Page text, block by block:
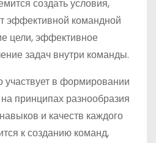
создать условия,
эффективной командной
цели, эффективное
задач внутри команды.
участвует в формировании
принципах разнообразия
и качеств каждого
к созданию команд,